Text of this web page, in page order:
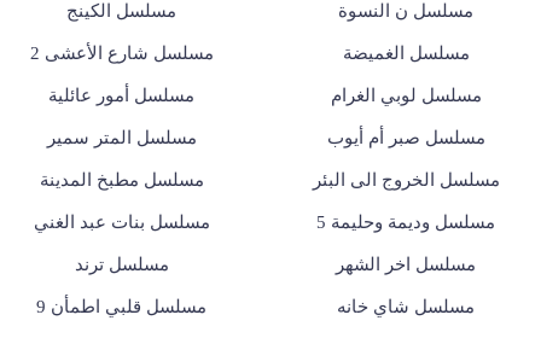
مسلسل ن النسوة مسلسل الكينج
مسلسل الغميضة مسلسل شارع الأعشى 2
مسلسل لوبي الغرام مسلسل أمور عائلية
مسلسل صبر أم أيوب مسلسل المتر سمير
مسلسل الخروج الى البئر مسلسل مطبخ المدينة
مسلسل وديمة وحليمة 5 مسلسل بنات عبد الغني
مسلسل اخر الشهر مسلسل ترند
مسلسل شاي خانه مسلسل قلبي اطمأن 9